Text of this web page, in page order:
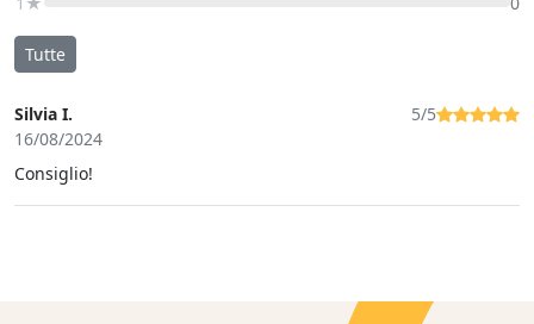
Tutte
Silvia I.
16/08/2024
5/5
Consiglio!